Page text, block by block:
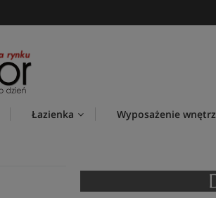
Łazienka Wyposażenie wnętrz